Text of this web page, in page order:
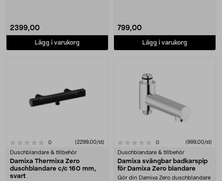
2399,00
Lägg i varukorg
799,00
Lägg i varukorg
0recensioner(2299,00/st)
Duschblandare & tillbehör
Damixa Thermixa Zero
duschblandare c/c 160 mm,
svart
0.0 av 5 stjärnor 0recensioner(999,00/st)
Duschblandare & tillbehör
Damixa svängbar badkarspip
för Damixa Zero blandare
Gör din Damixa Zero duschblandare